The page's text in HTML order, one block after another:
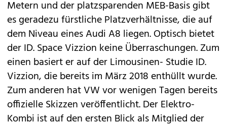
Metern und der platzsparenden MEB-Basis gibt
es geradezu fürstliche Platzverhältnisse, die auf
dem Niveau eines AudiA8 liegen. Optisch bietet
der ID. Space Vizzion keine Überraschungen. Zum
einen basiert er auf der Limousinen- StudieID.
Vizzion, die bereits im März 2018 enthüllt wurde.
Zum anderen hat VW vor wenigen Tagen bereits
offizielle Skizzen veröffentlicht. Der Elektro-
Kombi ist auf den ersten Blick als Mitglied der